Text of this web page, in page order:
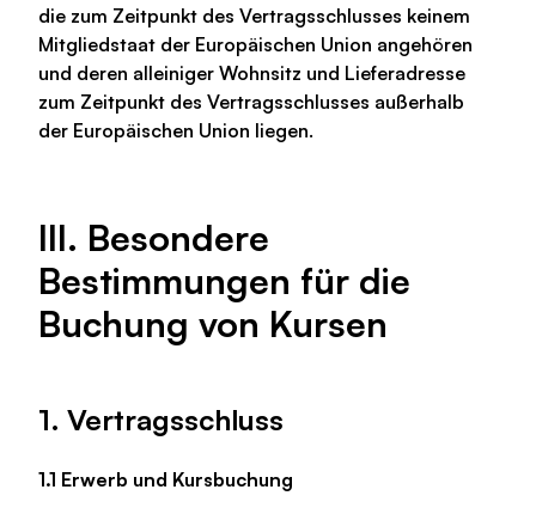
die zum Zeitpunkt des Vertragsschlusses keinem
Mitgliedstaat der Europäischen Union angehören
und deren alleiniger Wohnsitz und Lieferadresse
zum Zeitpunkt des Vertragsschlusses außerhalb
der Europäischen Union liegen.
III. Besondere
Bestimmungen für die
Buchung von Kursen
1. Vertragsschluss
1.1 Erwerb und Kursbuchung